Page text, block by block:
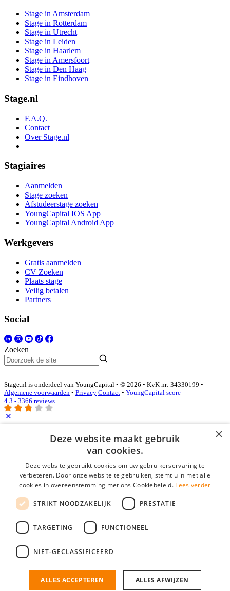
Stage in Amsterdam
Stage in Rotterdam
Stage in Utrecht
Stage in Leiden
Stage in Haarlem
Stage in Amersfoort
Stage in Den Haag
Stage in Eindhoven
Stage.nl
F.A.Q.
Contact
Over Stage.nl
Stagiaires
Aanmelden
Stage zoeken
Afstudeerstage zoeken
YoungCapital IOS App
YoungCapital Android App
Werkgevers
Gratis aanmelden
CV Zoeken
Plaats stage
Veilig betalen
Partners
Social
Zoeken
Stage.nl is onderdeel van YoungCapital • © 2026 • KvK nr: 34330199 •
Algemene voorwaarden • Privacy Contact • YoungCapital score
4.3 - 3366 reviews
Inloggen als bedrijf
Wachtwoord
login gegevens onthouden
login
Bedrijf aanmelden
nieuwe collega/werknemer zo gevonden!
×
Deze website maakt gebruik
van cookies.
Deze website gebruikt cookies om uw gebruikerservaring te
verbeteren. Door onze website te gebruiken, stemt u in met alle
cookies in overeenstemming met ons Cookiebeleid. Lees verder
STRIKT NOODZAKELIJK PRESTATIE
TARGETING FUNCTIONEEL
NIET-GECLASSIFICEERD
ALLES ACCEPTEREN ALLES AFWIJZEN